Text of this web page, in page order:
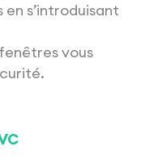
s’introduisant
vous